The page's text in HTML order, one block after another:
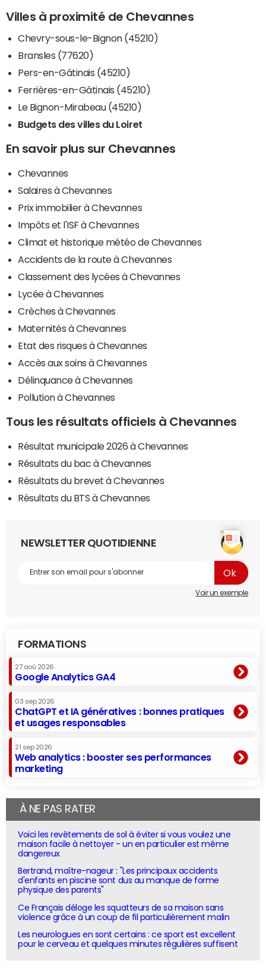
Villes à proximité de Chevannes
Chevry-sous-le-Bignon (45210)
Bransles (77620)
Pers-en-Gâtinais (45210)
Ferrières-en-Gâtinais (45210)
Le Bignon-Mirabeau (45210)
Budgets des villes du Loiret
En savoir plus sur Chevannes
Chevannes
Salaires à Chevannes
Prix immobilier à Chevannes
Impôts et l'ISF à Chevannes
Climat et historique météo de Chevannes
Accidents de la route à Chevannes
Classement des lycées à Chevannes
Lycée à Chevannes
Crèches à Chevannes
Maternités à Chevannes
Etat des risques à Chevannes
Accès aux soins à Chevannes
Délinquance à Chevannes
Pollution à Chevannes
Tous les résultats officiels à Chevannes
Résultat municipale 2026 à Chevannes
Résultats du bac à Chevannes
Résultats du brevet à Chevannes
Résultats du BTS à Chevannes
NEWSLETTER QUOTIDIENNE
Voir un exemple
FORMATIONS
27 aoû 2026
Google Analytics GA4
03 sep 2026
ChatGPT et IA génératives : bonnes pratiques
et usages responsables
21 sep 2026
Web analytics : booster ses performances
marketing
À NE PAS RATER
Voici les revêtements de sol à éviter si vous voulez une
maison facile à nettoyer - un en particulier est même
dangereux
Bertrand, maître-nageur : "Les principaux accidents
d'enfants en piscine sont dus au manque de forme
physique des parents"
Ce Français déloge les squatteurs de sa maison sans
violence grâce à un coup de fil particulièrement malin
Les neurologues en sont certains : ce sport est excellent
pour le cerveau et quelques minutes régulières suffisent